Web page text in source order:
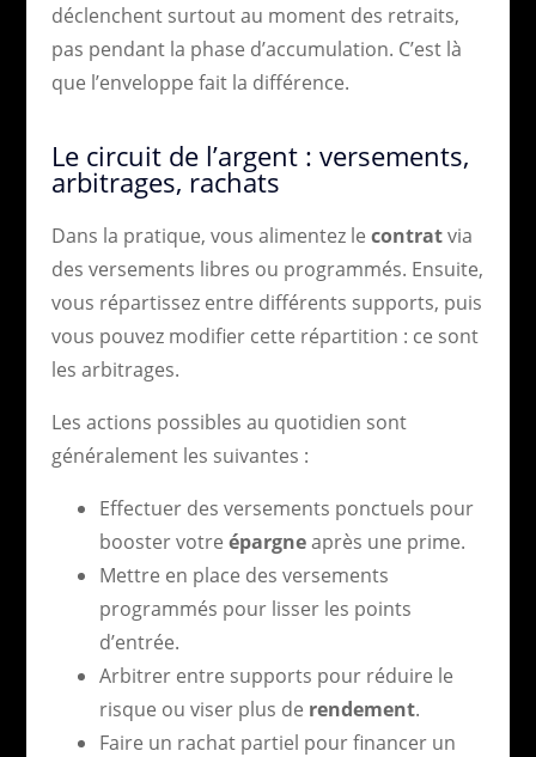
déclenchent surtout au moment des retraits,
pas pendant la phase d’accumulation. C’est là
que l’enveloppe fait la différence.
Le circuit de l’argent : versements,
arbitrages, rachats
Dans la pratique, vous alimentez le contratvia
des versements libres ou programmés. Ensuite,
vous répartissez entre différents supports, puis
vous pouvez modifier cette répartition : ce sont
les arbitrages.
Les actions possibles au quotidien sont
généralement les suivantes :
Effectuer des versements ponctuels pour
booster votre épargneaprès une prime.
Mettre en place des versements
programmés pour lisser les points
d’entrée.
Arbitrer entre supports pour réduire le
risque ou viser plus de rendement.
Faire un rachat partiel pour financer un